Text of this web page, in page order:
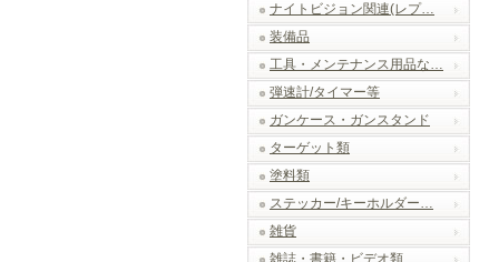
ナイトビジョン関連(レプ…
装備品
工具・メンテナンス用品な…
弾速計/タイマー等
ガンケース・ガンスタンド
ターゲット類
塗料類
ステッカー/キーホルダー…
雑貨
雑誌・書籍・ビデオ類